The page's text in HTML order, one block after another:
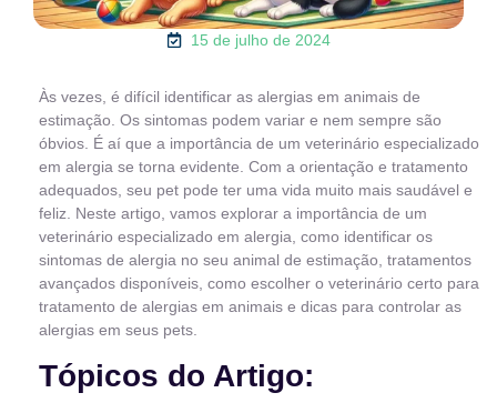
15 de julho de 2024
Às vezes, é difícil identificar as alergias em animais de
estimação. Os sintomas podem variar e nem sempre são
óbvios. É aí que a importância de um veterinário especializado
em alergia se torna evidente. Com a orientação e tratamento
adequados, seu pet pode ter uma vida muito mais saudável e
feliz. Neste artigo, vamos explorar a importância de um
veterinário especializado em alergia, como identificar os
sintomas de alergia no seu animal de estimação, tratamentos
avançados disponíveis, como escolher o veterinário certo para
tratamento de alergias em animais e dicas para controlar as
alergias em seus pets.
Tópicos do Artigo: